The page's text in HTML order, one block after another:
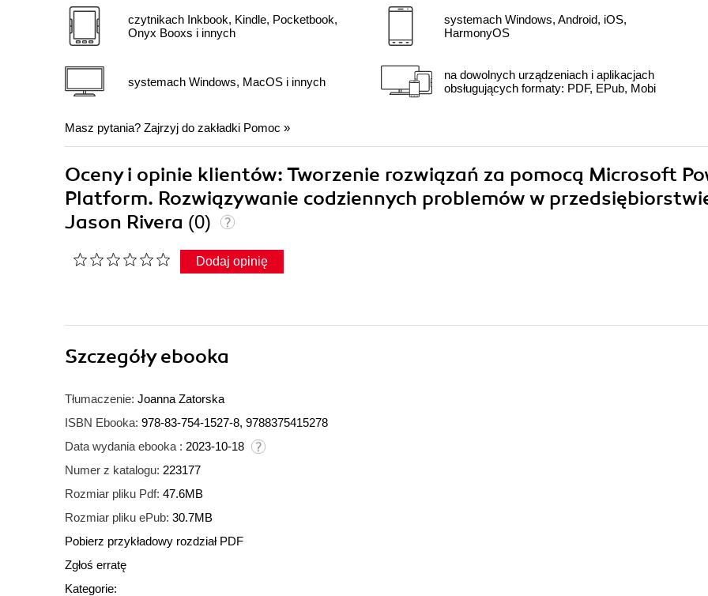
czytnikach Inkbook, Kindle, Pocketbook,
Onyx Booxs i innych
systemach Windows, MacOS i innych
systemach Windows, Android, iOS,
HarmonyOS
na dowolnych urządzeniach i aplikacjach
obsługujących formaty: PDF, EPub, Mobi
Masz pytania? Zajrzyj do zakładki Pomoc »
Oceny i opinie klientów: Tworzenie rozwiązań za pomocą Microsoft
Platform. Rozwiązywanie codziennych problemów w
Jason Rivera (0)
Dodaj opinię
Szczegółyebooka
Tłumaczenie: Joanna Zatorska
ISBN Ebooka: 978-83-754-1527-8, 9788375415278
Data wydania ebooka : 2023-10-18
Numer z katalogu: 223177
Rozmiar pliku Pdf: 47.6MB
Rozmiar pliku ePub: 30.7MB
Pobierz przykładowy rozdział PDF
Zgłoś erratę
Kategorie: